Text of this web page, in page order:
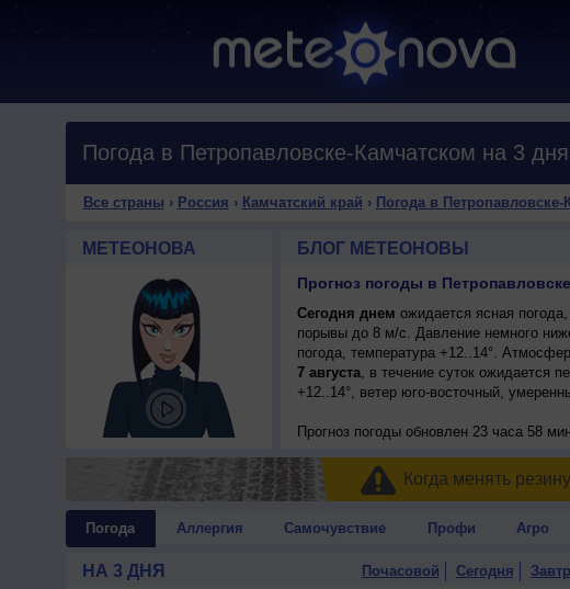
Погода в Петропавловске-Камчатском на 3 дня
Все страны › Россия › Камчатский край › Погода в Петропавловске-
МЕТЕОНОВА БЛОГ МЕТЕОНОВЫ
Прогноз погоды в
Сегодня днем ожидается ясная
порывы до 8 м/с. Давление немного
погода, температура +12..14°.
7 августа, в течение суток ожидается
+12..14°, ветер юго-восточный,
Прогноз погоды обновлен 23 часа 58
Когда менять
Погода Аллергия Самочувствие Профи Агро
НА 3 ДНЯ Почасовой Сегодня